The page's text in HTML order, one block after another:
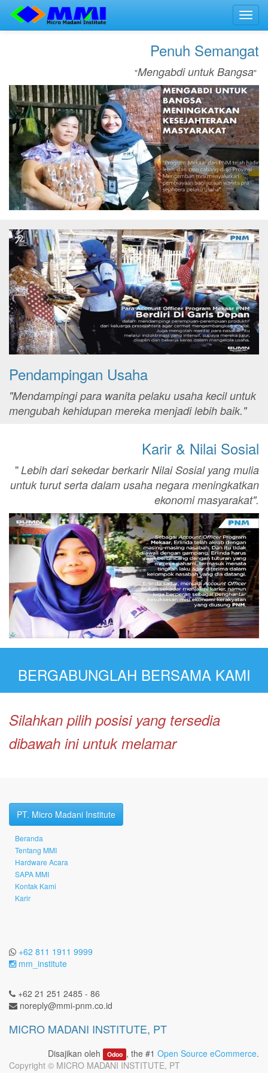
Penuh Semangat
"Mengabdi untuk Bangsa"
Pendampingan Usaha
"Mendampingi para wanita pelaku usaha kecil untuk
mengubah kehidupan mereka menjadi lebih baik."
Karir & Nilai Sosial
"Lebih dari sekedar berkarir Nilai Sosial yang mulia
untuk turut serta dalam usaha negara meningkatkan
ekonomi masyarakat".
BERGABUNGLAH BERSAMA KAMI
Silahkan pilih posisi yang tersedia
dibawah ini untuk melamar
PT. Micro Madani Institute
Beranda
Tentang MMI
Hardware Acara
SAPA MMI
Kontak Kami
Karir
+62 811 1911 9999
mm_institute
+62 21 251 2485 - 86
noreply@mmi-pnm.co.id
MICRO MADANI INSTITUTE, PT
Disajikan oleh Odoo , the #1 Open Source eCommerce.
Copyright © MICRO MADANI INSTITUTE, PT